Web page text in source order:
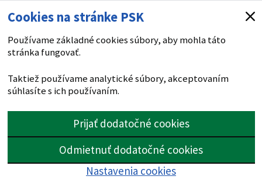
Cookies na stránke PSK
Používame základné cookies súbory, aby mohla táto
stránka fungovať.
Taktiež používame analytické súbory, akceptovaním
súhlasíte s ich používaním.
Prijať dodatočné cookies
Odmietnuť dodatočné cookies
Nastavenia cookies